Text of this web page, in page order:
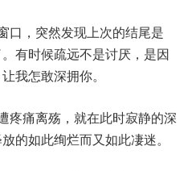
口，突然发现上次的结尾是
有时候疏远不是讨厌，是因
我怎敢深拥你。
疼痛离殇，就在此时寂静的深
的如此绚烂而又如此凄迷。